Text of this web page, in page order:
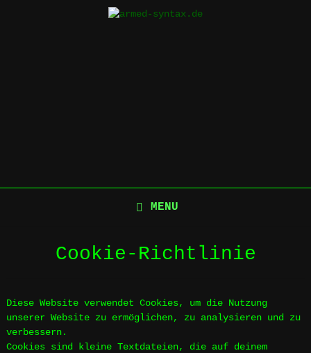
MENU
Cookie-Richtlinie
Diese Website verwendet Cookies, um die Nutzung
unserer Website zu ermöglichen, zu analysieren und zu
verbessern.
Cookies sind kleine Textdateien, die auf deinem